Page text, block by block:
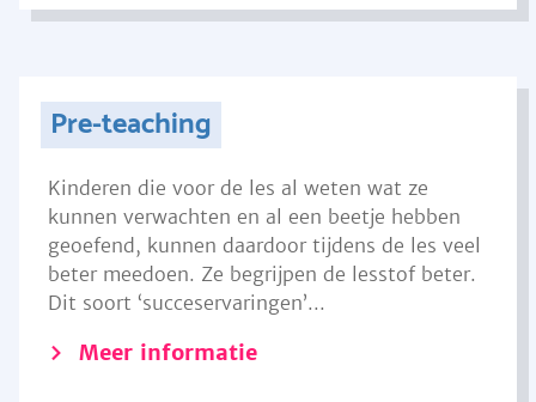
Pre-teaching
Kinderen die voor de les al weten wat ze
kunnen verwachten en al een beetje hebben
geoefend, kunnen daardoor tijdens de les veel
beter meedoen. Ze begrijpen de lesstof beter.
Dit soort ‘succeservaringen’...
Meer informatie